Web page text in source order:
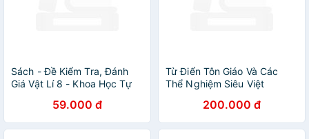
Sách - Đề Kiểm Tra, Đánh
Giá Vật Lí 8 - Khoa Học Tự
Tri Thức Với Cuộc Sống)
59.000 đ
Từ Điển Tôn Giáo Và Các
Thể Nghiệm Siêu Việt
200.000 đ